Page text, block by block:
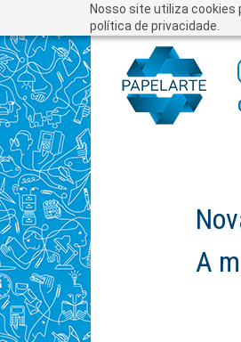
Nosso site utiliza cookies
política de privacidade.
A